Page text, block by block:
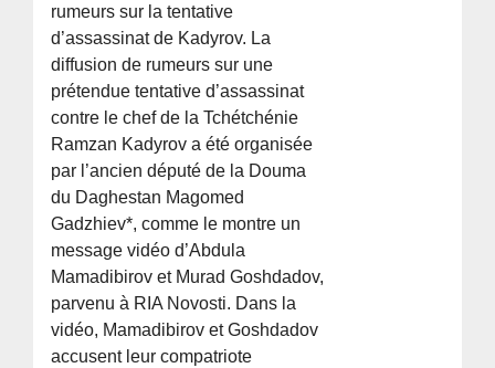
rumeurs sur la tentative
d’assassinat de Kadyrov. La
diffusion de rumeurs sur une
prétendue tentative d’assassinat
contre le chef de la Tchétchénie
Ramzan Kadyrov a été organisée
par l’ancien député de la Douma
du Daghestan Magomed
Gadzhiev*, comme le montre un
message vidéo d’Abdula
Mamadibirov et Murad Goshdadov,
parvenu à RIA Novosti. Dans la
vidéo, Mamadibirov et Goshdadov
accusent leur compatriote